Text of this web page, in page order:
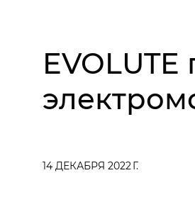
14 ДЕКАБРЯ 2022 Г.